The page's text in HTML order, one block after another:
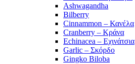
Ashwagandha
Bilberry
Cinnammon – Κανέλα
Cranberry – Κράνα
Echinacea – Εχινάτσια
Garlic – Σκόρδο
Gingko Biloba